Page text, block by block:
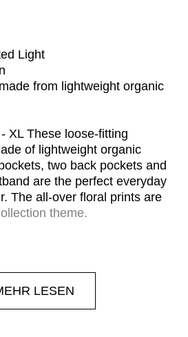
Light
from lightweight organic
XL These loose-fitting
of lightweight organic
two back pockets and
are the perfect everyday
The all-over floral prints are
theme.
LESEN